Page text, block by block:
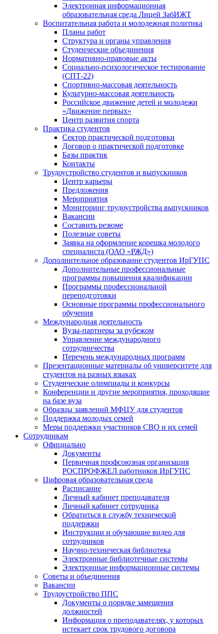
Электронная информационная
образовательная среда Лицей ЗабИЖТ
Воспитательная работа и молодежная политика
Планы работ
Структура и органы управления
Студенческие объединения
Нормативно-правовые акты
Социально-психологическое тестирование
(СПТ-22)
Спортивно-массовая деятельность
Культурно-массовая деятельность
Российское движение детей и молодежи
«Движение первых»
Центр развития спорта
Практика студентов
Сектор практической подготовки
Договор о практической подготовке
Базы практик
Контакты
Трудоустройство студентов и выпускников
Центр карьеры
Предложения
Мероприятия
Мониторинг трудоустройства выпускников
Вакансии
Составить резюме
Полезные советы
Заявка на оформление корешка молодого
специалиста (ОАО «РЖД»)
Дополнительное образование студентов ИрГУПС
Дополнительные профессиональные
программы повышения квалификации
Программы профессиональной
переподготовки
Основные программы профессионального
обучения
Международная деятельность
Вузы-партнеры за рубежом
Управление международного
сотрудничества
Перечень международных программ
Презентационные материалы об университете для
студентов на разных языках
Студенческие олимпиады и конкурсы
Конференции и другие мероприятия, проходящие
на базе вуза
Образцы заявлений МФЦУ для студентов
Поддержка молодых семей
Меры поддержки участников СВО и их семей
Сотрудникам
Официально
Документы
Первичная профсоюзная организация
РОСПРОФЖЕЛ работников ИрГУПС
Цифровая образовательная среда
Расписание
Личный кабинет преподавателя
Личный кабинет сотрудника
Обратиться в службу технической
поддержки
Инструкции и обучающие видео для
сотрудников
Научно-техническая библиотека
Электронные библиотечные системы
Электронные информационные системы
Советы и объединения
Вакансии
Трудоустройство ППС
Документы о порядке замещения
должностей
Информация о преподавателях, у которых
истекает срок трудового договора